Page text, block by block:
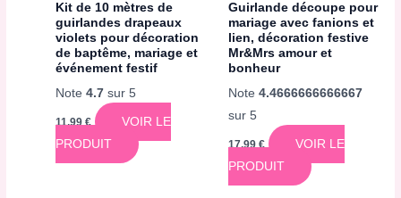
Kit de 10 mètres de
guirlandes drapeaux
violets pour décoration
de baptême, mariage et
événement festif
Note4.7 sur 5
11,99€
VOIR LE
PRODUIT
Guirlande découpe pour
mariage avec fanions et
lien, décoration festive
Mr&Mrs amour et
bonheur
Note 4.4666666666667
sur 5
17,99€
VOIR LE
PRODUIT